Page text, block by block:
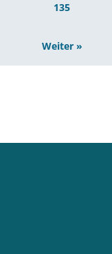
135
Weiter »